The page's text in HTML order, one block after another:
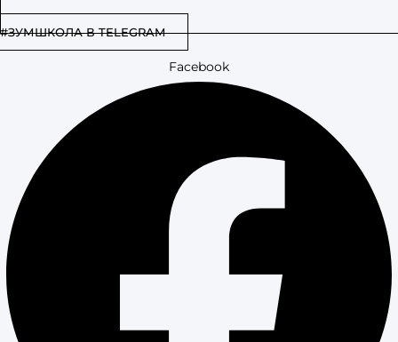
#ЗУМШКОЛА В TELEGRAM
Facebook